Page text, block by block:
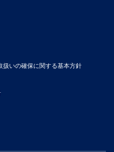
いの確保に関する基本方針